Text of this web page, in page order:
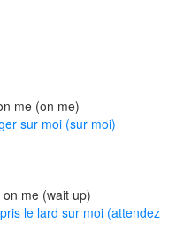
me (on me)
sur moi (sur moi)
me (wait up)
le lard sur moi (attendez